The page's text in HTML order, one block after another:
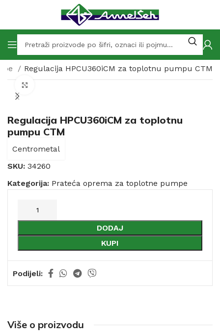
Regulacija HPCU360iCM za toplotnu pumpu CTM
Regulacija HPCU360iCM za toplotnu
pumpu CTM
Centrometal
SKU: 34260
Kategorija: Prateća oprema za toplotne pumpe
DODAJ
KUPI
Podijeli:
Više o proizvodu